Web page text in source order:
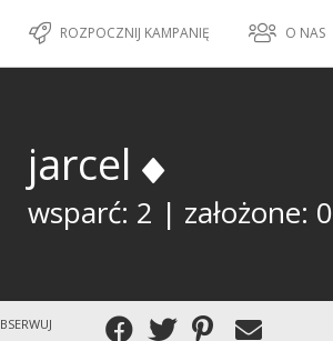
ROZPOCZNIJ KAMPANIĘ O NAS
jarcel
wsparć: 2 | założone: 0